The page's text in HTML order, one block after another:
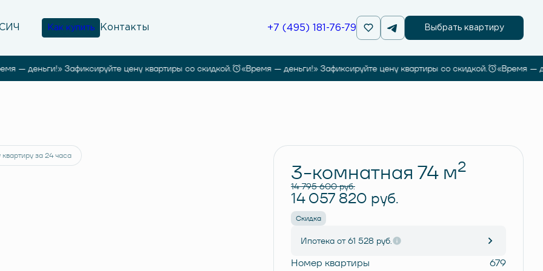
деньги!» Зафиксируйте цену квартиры со скидкой. «Время — деньги!» Зафиксируйте цену квартиры со скидкой. «Время —
Как купить Контакты +7 (495) 181-76-79 Выбрать квартиру
за 24 часа
3-комнатная 74 м2
14 795 600 руб.
14 057 820 руб.
Скидка
Ипотека от 61 528 руб.
Номер квартиры 679